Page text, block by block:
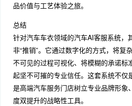
品价值与工艺体验之旅。
总结
针对汽车车衣领域的汽车AI客服系统，
非“推销”。它通过数字化的方式，将复
不可见的过程可视化、将模糊的承诺标
起坚不可摧的专业信任。这套系统不仅
是高端汽车服务门店树立专业品牌形象
度双提升的战略性工具。